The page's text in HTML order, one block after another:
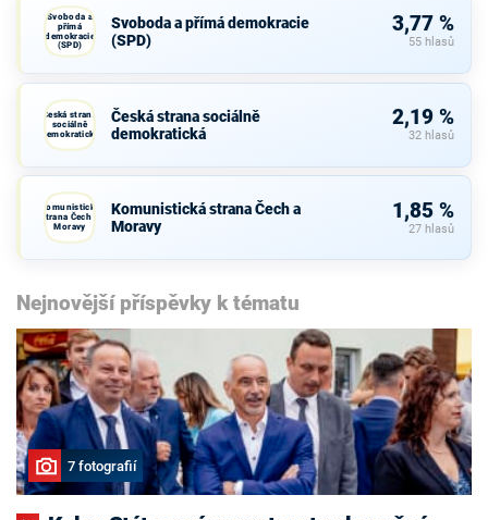
Svoboda a
přímá
demokracie
(SPD)
Svoboda a přímá demokracie
(SPD)
3,77 %
55 hlasů
Česká strana
sociálně
demokratická
Česká strana sociálně
demokratická
2,19 %
32 hlasů
Komunistická
strana Čech a
Moravy
Komunistická strana Čech a
Moravy
1,85 %
27 hlasů
Nejnovější příspěvky k tématu
7 fotografií